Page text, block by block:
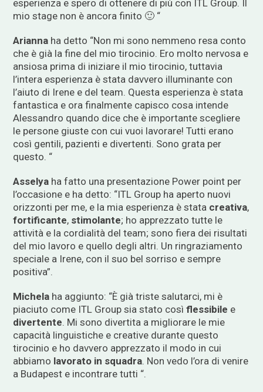
esperienza e spero di ottenere di più con ITL Group. Il
mio stage non è ancora finito 🙂 “
Arianna ha detto “Non mi sono nemmeno resa conto
che è già la fine del mio tirocinio. Ero molto nervosa e
ansiosa prima di iniziare il mio tirocinio, tuttavia
l’intera esperienza è stata davvero illuminante con
l’aiuto di Irene e del team. Questa esperienza è stata
fantastica e ora finalmente capisco cosa intende
Alessandro quando dice che è importante scegliere
le persone giuste con cui vuoi lavorare! Tutti erano
così gentili, pazienti e divertenti. Sono grata per
questo. “
Asselya ha fatto una presentazione Power point per
l’occasione e ha detto: “ITL Group ha aperto nuovi
orizzonti per me, e la mia esperienza è stata creativa,
fortificante, stimolante; ho apprezzato tutte le
attività e la cordialità del team; sono fiera dei risultati
del mio lavoro e quello degli altri. Un ringraziamento
speciale a Irene, con il suo bel sorriso e sempre
positiva”.
Michela ha aggiunto: “È già triste salutarci, mi è
piaciuto come ITL Group sia stato cosìflessibile e
divertente. Mi sono divertita a migliorare le mie
capacità linguistiche e creative durante questo
tirocinio e ho davvero apprezzato il modo in cui
abbiamo lavorato in squadra. Non vedo l’ora di venire
a Budapest e incontrare tutti “.